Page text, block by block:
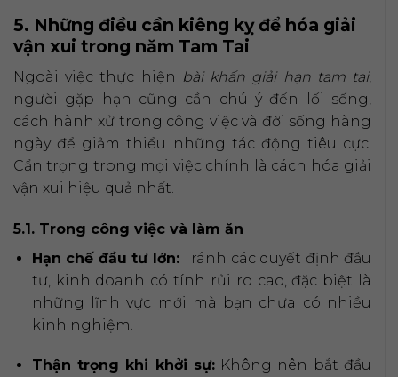
5. Những điều cần kiêng kỵ để hóa giải
vận xui trong năm Tam Tai
Ngoài việc thực hiện bài khấn giải hạn tam tai,
người gặp hạn cũng cần chú ý đến lối sống,
cách hành xử trong công việc và đời sống hàng
ngày để giảm thiểu những tác động tiêu cực.
Cẩn trọng trong mọi việc chính là cách hóa giải
vận xui hiệu quả nhất.
5.1. Trong công việc và làm ăn
Hạn chế đầu tư lớn:Tránh các quyết định đầu
tư, kinh doanh có tính rủi ro cao, đặc biệt là
những lĩnh vực mới mà bạn chưa có nhiều
kinh nghiệm.
Thận trọng khi khởi sự:Không nên bắt đầu